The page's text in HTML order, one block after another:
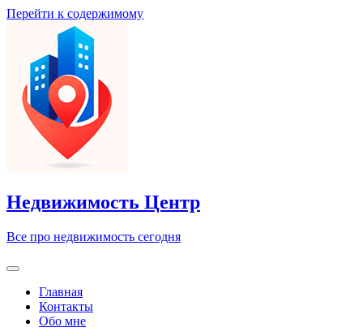
Перейти к содержимому
Недвижимость Центр
Все про недвижимость сегодня
Главная
Контакты
Обо мне